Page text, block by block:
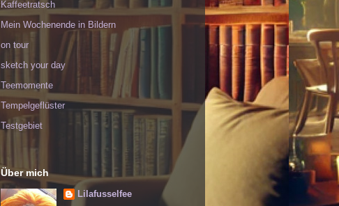
Kaffeetratsch
Mein Wochenende in Bildern
on tour
sketch your day
Teemomente
Tempelgeflüster
Testgebiet
Über mich
Lilafusselfee